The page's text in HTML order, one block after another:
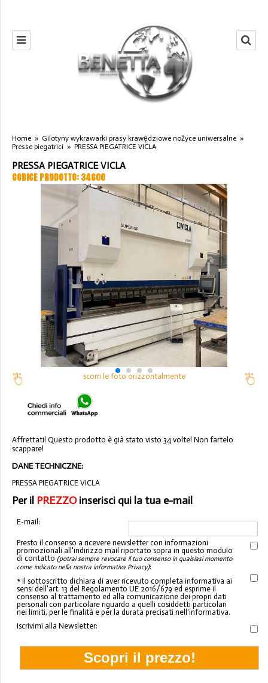
Home » Gilotyny wykrawarki prasy krawędziowe nożyce uniwersalne »
Presse piegatrici » PRESSA PIEGATRICE VICLA
PRESSA PIEGATRICE VICLA
CODICE PRODOTTO: 34600
scorri le foto orizzontalmente
Affrettati! Questo prodotto è già stato visto 34 volte! Non fartelo
scappare!
DANE TECHNICZNE:
PRESSA PIEGATRICE VICLA
Per il PREZZOinserisci qui la tua e-mail
E-mail:
Presto il consenso a ricevere newsletter con informazioni
promozionali all'indirizzo mail riportato sopra in questo modulo
di contatto (potrai sempre revocare il tuo consenso in qualsiasi momento
come indicato nella nostra informativa Privacy):
* Il sottoscritto dichiara di aver ricevuto completa informativa ai
sensi dell'art. 13 del Regolamento UE 2016/679 ed esprime il
consenso al trattamento ed alla comunicazione dei propri dati
personali con particolare riguardo a quelli cosiddetti particolari
nei limiti, per le finalità e per la durata precisati nell'informativa.
Iscrivimi alla Newsletter: